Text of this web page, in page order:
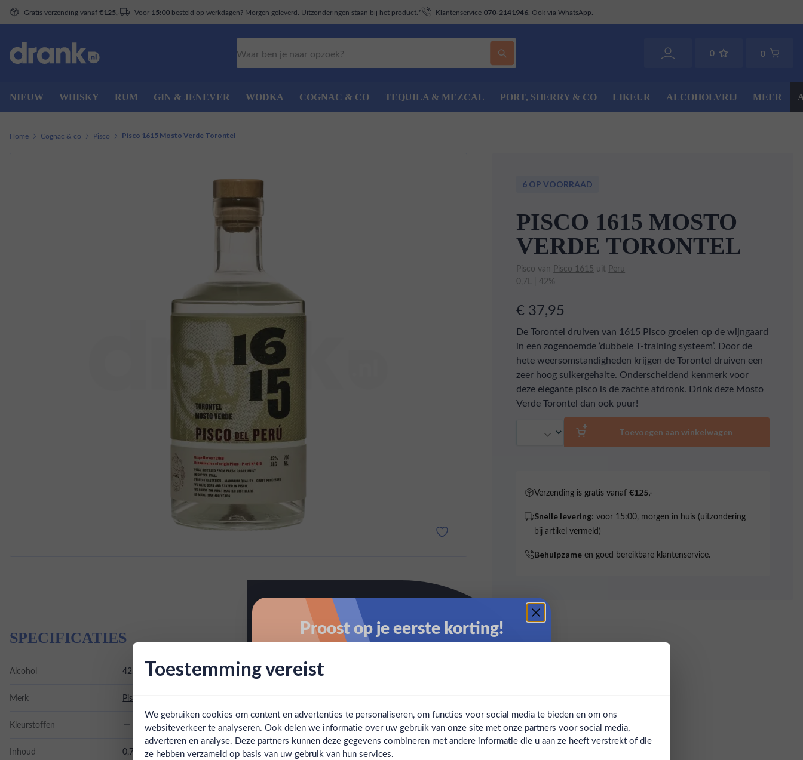
Gratis verzending vanaf €125,- Voor 15:00besteld op werkdagen? Morgen geleverd. Uitzonderingen staan bij het product.* Klantenservice 070-2141946 . Ook via WhatsApp.
0 0
NIEUW WHISKY RUM GIN & JENEVER WODKA COGNAC & CO TEQUILA & MEZCAL PORT, SHERRY & CO LIKEUR ALCOHOLVRIJ MEER
Ben jij 18 jaar of ouder?
Home Cognac & co Pisco Pisco 1615 Mosto Verde Torontel
6 OP VOORRAAD
PISCO 1615 MOSTO
VERDE TORONTEL
Pisco van Pisco 1615 uit Peru
0,7L | 42%
€ 37,95
De Torontel druiven van 1615 Pisco groeien op de wijngaard
in een zogenoemde ‘dubbele T-training systeem’. Door de
hete weersomstandigheden krijgen de Torontel druiven een
zeer hoog suikergehalte. Onderscheidend kenmerk voor
deze elegante pisco is de zachte afdronk. Drink deze Mosto
Verde Torontel dan ook puur!
Toevoegen aan winkelwagen
Verzending is gratis vanaf€125,-
Snelle levering: voor 15:00, morgen in huis (uitzondering
bij artikel vermeld)
Behulpzame en goed bereikbare klantenservice.
SPECIFICATIES
Alcohol 42.00%
Merk Pisco 1615
Kleurstoffen
Inhoud 0,7L
Toestemming vereist
We gebruiken cookies om content en advertenties te personaliseren, om functies voor social media te bieden en om ons
websiteverkeer te analyseren. Ook delen we informatie over uw gebruik van onze site met onze partners voor social media,
adverteren en analyse. Deze partners kunnen deze gegevens combineren met andere informatie die u aan ze heeft verstrekt of die
ze hebben verzameld op basis van uw gebruik van hun services.
Proost op je eerste korting!
Claim mijn korting